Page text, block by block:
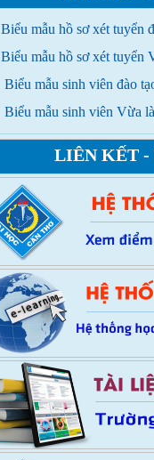
Biểu mẫu hồ sơ xét tuyển
Biểu mẫu hồ sơ xét tuyển
Biểu mẫu sinh viên đào
Biểu mẫu sinh viên Vừa
LIÊN KẾT